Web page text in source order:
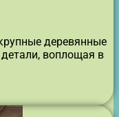
деревянные
воплощая в